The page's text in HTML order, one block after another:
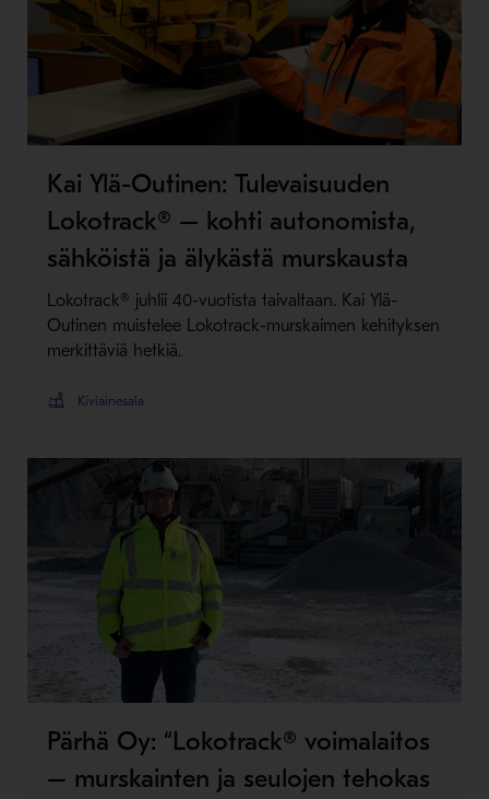
Kai Ylä-Outinen: Tulevaisuuden
Lokotrack® – kohti autonomista,
sähköistä ja älykästä murskausta
Lokotrack® juhlii 40-vuotista taivaltaan. Kai Ylä-
Outinen muistelee Lokotrack-murskaimen kehityksen
merkittäviä hetkiä.
Kiviainesala
Pärhä Oy: “Lokotrack® voimalaitos
– murskainten ja seulojen tehokas